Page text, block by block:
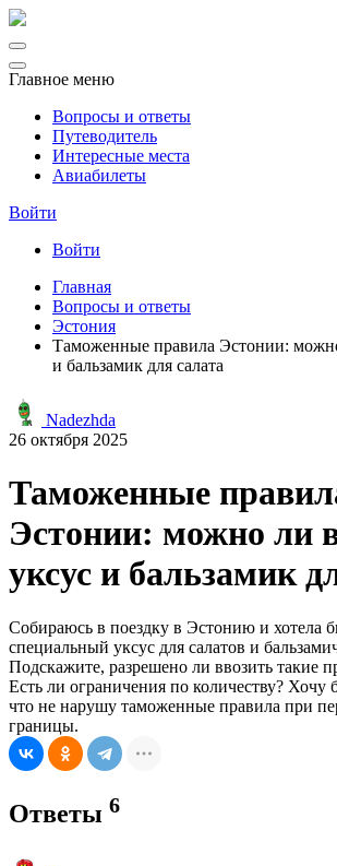
Главное меню
Вопросы и ответы
Путеводитель
Интересные места
Авиабилеты
Войти
Войти
Главная
Вопросы и ответы
Эстония
Таможенные правила Эстонии:
и бальзамик для салата
Nadezhda
26 октября 2025
Таможенные
Эстонии: можно ли
уксус и бальзамик
Собираюсь в поездку в Эстонию и хотела
специальный уксус для салатов и
Подскажите, разрешено ли ввозить такие
Есть ли ограничения по количеству? Хочу
что не нарушу таможенные правила при
границы.
Ответы 6